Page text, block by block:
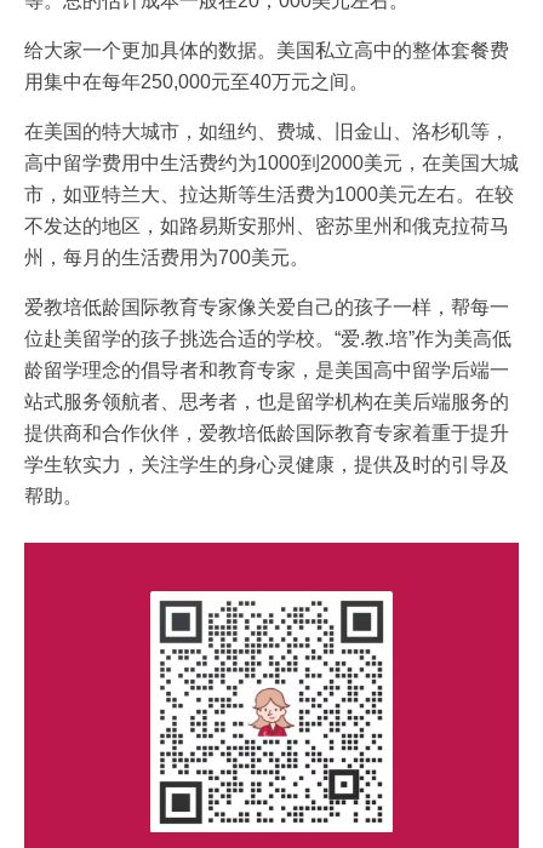
给大家一个更加具体的数据。美国私立高中的整体套餐费
用集中在每年250,000元至40万元之间。
在美国的特大城市，如纽约、费城、旧金山、洛杉矶等，
高中留学费用中生活费约为1000到2000美元，在美国大城
市，如亚特兰大、拉达斯等生活费为1000美元左右。在较
不发达的地区，如路易斯安那州、密苏里州和俄克拉荷马
州，每月的生活费用为700美元。
爱教培低龄国际教育专家像关爱自己的孩子一样，帮每一
位赴美留学的孩子挑选合适的学校。“爱.教.培”作为美高低
龄留学理念的倡导者和教育专家，是美国高中留学后端一
站式服务领航者、思考者，也是留学机构在美后端服务的
提供商和合作伙伴，爱教培低龄国际教育专家着重于提升
学生软实力，关注学生的身心灵健康，提供及时的引导及
帮助。